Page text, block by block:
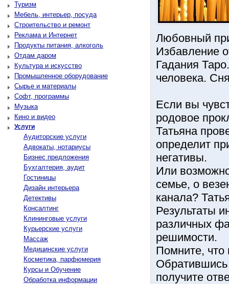
Туризм
Мебель, интерьер, посуда
Строительство и ремонт
Реклама и Интернет
Продукты питания, алкоголь
Отдам даром
Культура и искусство
Промышленное оборудование
Сырье и материалы
Софт, программы
Музыка
Кино и видео
Услуги
Аудиторские услуги
Адвокаты, нотариусы
Бизнес предложения
Бухгалтерия, аудит
Гостиницы
Дизайн интерьера
Детективы
Консалтинг
Клининговые услуги
Курьерские услуги
Массаж
Медицинские услуги
Косметика, парфюмерия
Курсы и Обучение
Обработка информации
Любовный
Избавление
Гадания
человека.
Если вы
родовое
Татьяна
определит
негативы.
Или
семье, о
канала?
Результаты
различных
решимости.
Помните, что
Обратившись
получите